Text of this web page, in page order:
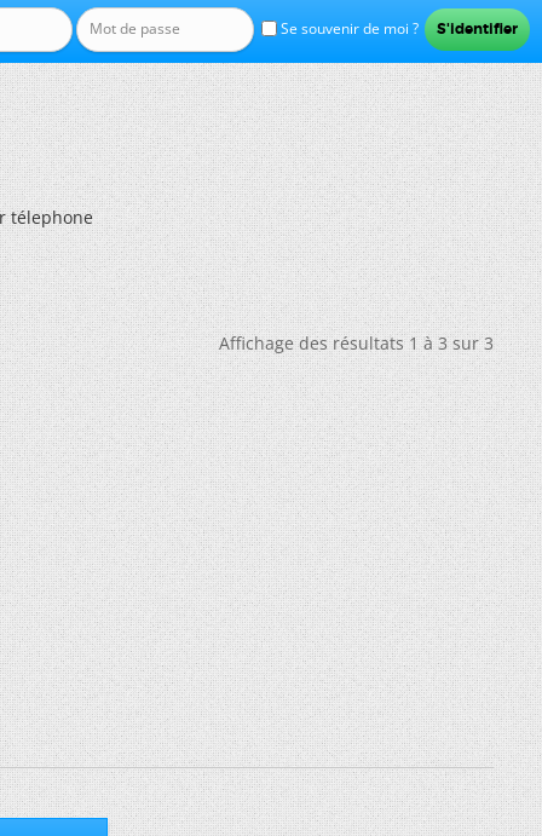
Se souvenir de moi ?
télephone
Affichage des résultats 1 à 3 sur 3